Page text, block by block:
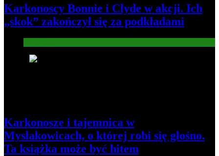
Karkonoscy Bonnie i Clyde w akcji. Ich
„skok” zakończył się za podkładami
Karkonosze i tajemnica w
Mysłakowicach, o której robi się głośno.
Ta książka może być hitem